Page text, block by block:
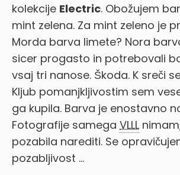
kolekcije Electric. Obožujem
mint zelena. Za mint zeleno je
Morda barva limete? Nora
sicer progasto in potrebovali
vsaj tri nanose. Škoda. K sreči
Kljub pomanjkljivostim sem
ga kupila. Barva je enostavno
Fotografije samega VLLL
pozabila narediti. Se
pozabljivost …